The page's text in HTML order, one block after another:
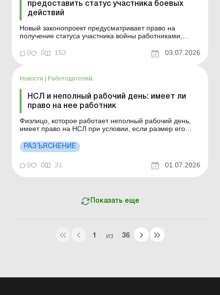
предоставить статус участника боевых
действий
Новый законопроект предусматривает право на
получение статуса участника войны работниками,
непосредственно находились и выполняли свои
обязанности, задачи и полномочия на предприятиях и
территориях активных боевых де...
0 0 153 03.07.2026
Новости | Работодателям.
НСЛ и неполный рабочий день: имеет ли
право на нее работник
Физлицо, которое работает неполный рабочий день,
имеет право на НСЛ при условии, если размер его
для получения НСЛ. Больше по теме: Налоговая
социальная льгота (НСЛ) на детей в 2026 году В
соответствии с п. 169.1 Налогового кодекса Украины
плательщик ...
РАЗЪЯСНЕНИЕ
0 0 31 01.07.2026
Показать еще
1 ИЗ 36